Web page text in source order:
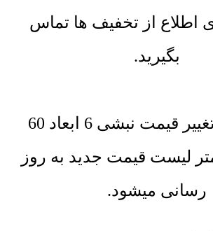
اطلاع از تخفیف ها تماس
بگیرید.
در صورت تغییر قیمت نبشی 6 ابعاد 60
لیست قیمت جدید به روز
رسانی میشود.